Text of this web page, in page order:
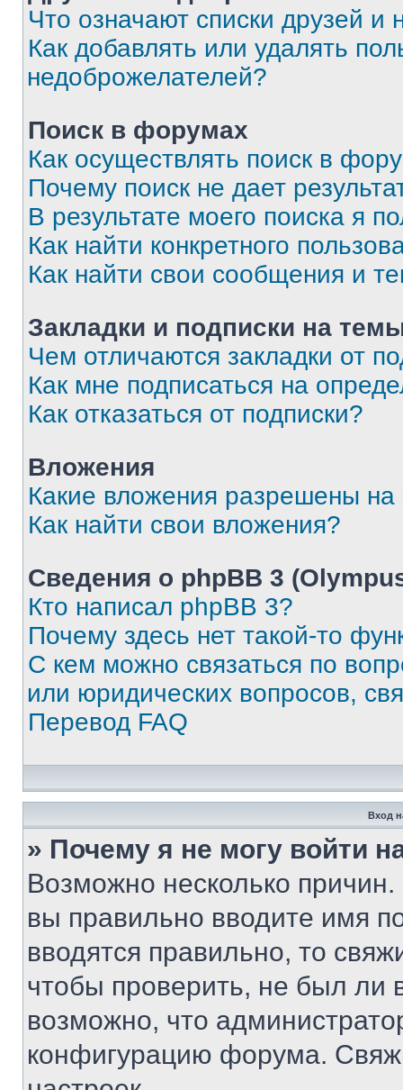
Что означают списки друзей и
Как добавлять или удалять
недоброжелателей?
Поиск в форумах
Как осуществлять поиск в
Почему поиск не дает
В результате моего поиска я
Как найти конкретного
Как найти свои сообщения и
Закладки и подписки на
Чем отличаются закладки от
Как мне подписаться на
Как отказаться от подписки?
Вложения
Какие вложения разрешены
Как найти свои вложения?
Сведения о phpBB 3
Кто написал phpBB 3?
Почему здесь нет такой-то
С кем можно связаться по
или юридических вопросов,
Перевод FAQ
Вход
» Почему я не могу войти
Возможно несколько
вы правильно вводите имя
вводятся правильно, то
чтобы проверить, не был ли
возможно, что
конфигурацию форума.